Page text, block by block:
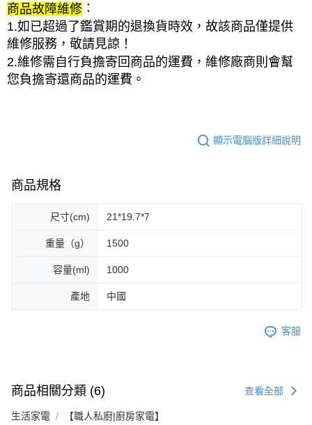
商品故障維修 ：
1.如已超過了鑑賞期的退換貨時效，故該商品僅提供
維修服務，敬請見諒！
2.維修需自行負擔寄回商品的運費，維修廠商則會幫
您負擔寄還商品的運費。
顯示電腦版詳細說明
商品規格
尺寸(cm) 21*19.7*7
重量（g） 1500
容量(ml) 1000
產地 中國
客服
商品相關分類 (6) 查看全部
生活家電 【職人私廚|廚房家電】